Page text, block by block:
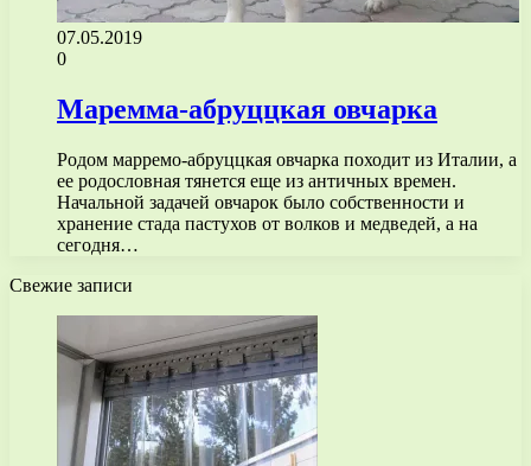
07.05.2019
0
Маремма-абруццкая овчарка
Родом марремо-абруццкая овчарка походит из Италии, а
ее родословная тянется еще из античных времен.
Начальной задачей овчарок было собственности и
хранение стада пастухов от волков и медведей, а на
сегодня…
Свежие записи